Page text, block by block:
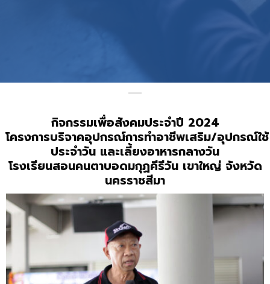
กิจกรรมเพื่อสังคมประจำปี 2024
โครงการบริจาคอุปกรณ์การทำอาชีพเสริม/อุปกรณ์ใช้
ประจำวัน และเลี้ยงอาหารกลางวัน
โรงเรียนสอนคนตาบอดมกุฏคีรีวัน เขาใหญ่ จังหวัด
นครราชสีมา